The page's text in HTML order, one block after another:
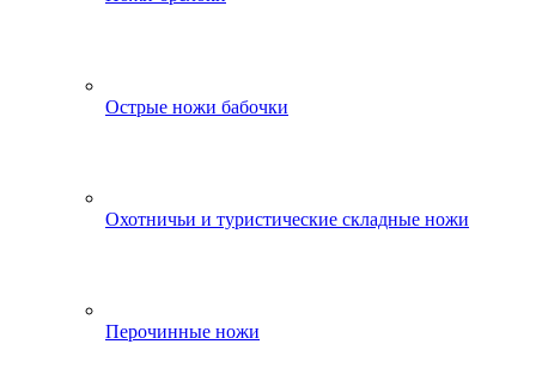
Острые ножи бабочки
Охотничьи и туристические складные ножи
Перочинные ножи